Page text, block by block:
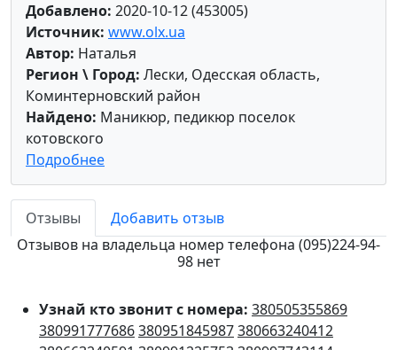
Добавлено: 2020-10-12 (453005)
Источник: www.olx.ua
Автор: Наталья
Регион \ Город: Лески, Одесская область,
Коминтерновский район
Найдено: Маникюр, педикюр поселок
котовского
Подробнее
Отзывы
Добавить отзыв
Отзывов на владельца номер телефона (095)224-94-
98 нет
Узнай кто звонит с номера: 380505355869
380991777686380951845987380663240412